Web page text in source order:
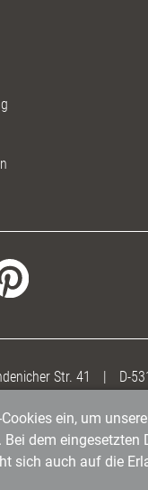
Str. 41 | D-
ein, um
dem
sich auch auf die